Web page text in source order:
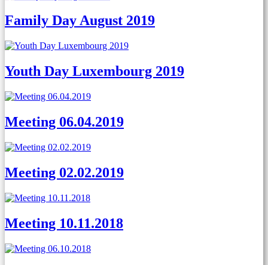
Family Day August 2019
Youth Day Luxembourg 2019
Meeting 06.04.2019
Meeting 02.02.2019
Meeting 10.11.2018